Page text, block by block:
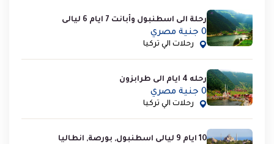
رحلة الى اسطنبول وأبانت 7 ايام 6 ليالى
0 جنية مصري
رحلات الي تركيا
رحله 4 ايام الى طرابزون
0 جنية مصري
رحلات الي تركيا
10 ايام 9 ليالى اسطنبول, بورصة, انطاليا